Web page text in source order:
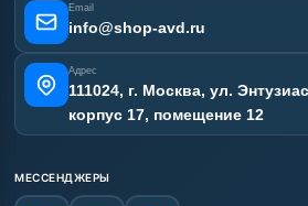
Карта сайта
Email
info@shop-avd.ru
Адрес
111024, г. Москва, ул.
корпус 17, помещение 12
МЕССЕНДЖЕРЫ